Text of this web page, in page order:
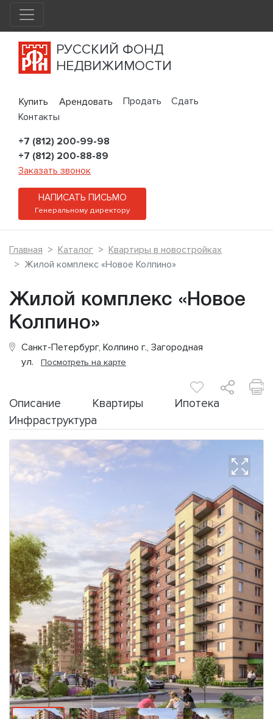
РУССКИЙ ФОНД
НЕДВИЖИМОСТИ
Купить Арендовать Продать
Сдать
Контакты
+7 (812) 200-99-98
+7 (812) 200-88-89
Заказать звонок
НАПИСАТЬ ПИСЬМО
Генеральному директору
Главная Каталог
Квартиры в новостройках
Жилой комплекс «Новое Колпино»
Жилой комплекс «Новое
Колпино»
Санкт-Петербург, Колпино г., Загородная
ул. Посмотреть на карте
Описание Квартиры
Ипотека
Инфраструктура